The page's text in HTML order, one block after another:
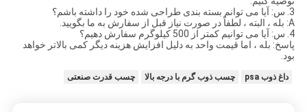
3. س: آیا می توانم بسته بندی طراحی شده خود را داشته باشم؟
A: بله ، البته ، لطفاً در صورت نیاز قبل از سفارش به ما بگویید.
4. س: آیا می توانیم کمتر از 500 کیلوگرم سفارش دهیم؟
پاسخ: بله ، اما قیمت واحد به دلیل افزایش هزینه دیگر کمی بالاتر خواهد
بود.
داغ ذوب psa چسب ذوب گرم با درجه بالا چسب قدرت صنعتی